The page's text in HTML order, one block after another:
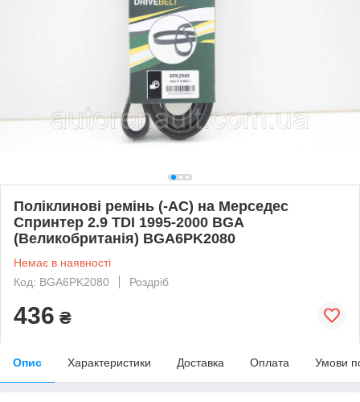
Поліклинові ремінь (-AC) на Мерседес
Спринтер 2.9 TDI 1995-2000 BGA
(Великобританія) BGA6PK2080
Немає в наявності
Код: BGA6PK2080
Роздріб
436 ₴
Опис Характеристики Доставка Оплата Умови